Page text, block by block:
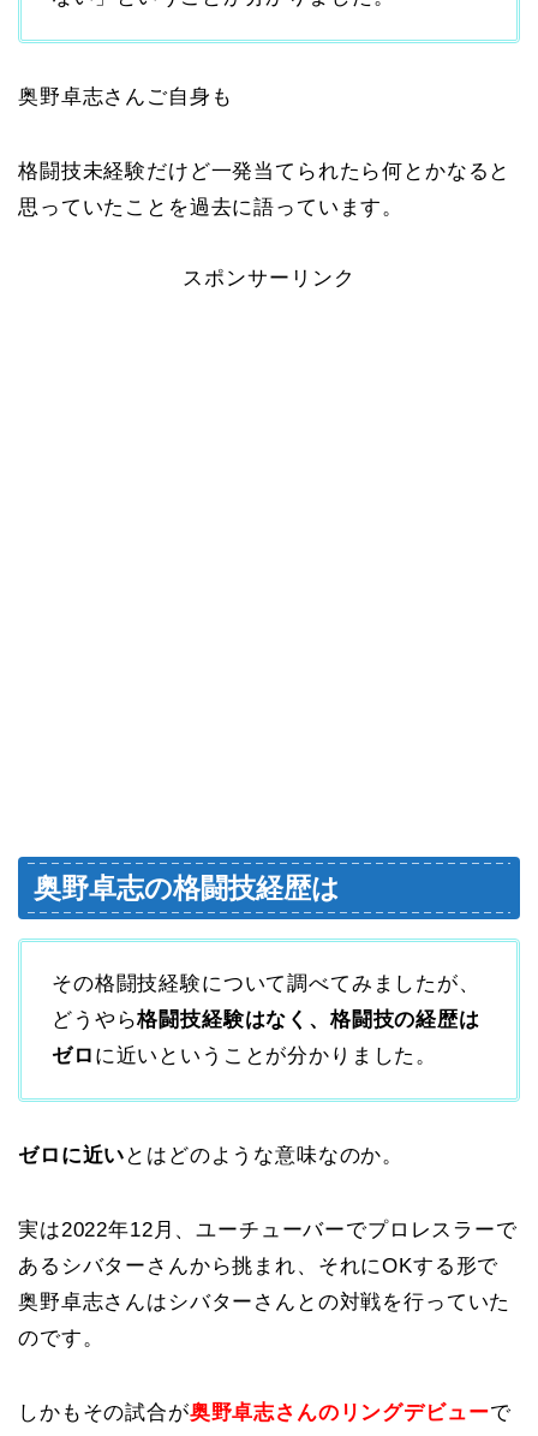
奥野卓志さんご自身も
格闘技未経験だけど一発当てられたら何とかなると
思っていたことを過去に語っています。
スポンサーリンク
奥野卓志の格闘技経歴は
その格闘技経験について調べてみましたが、
どうやら格闘技経験はなく、格闘技の経歴は
ゼロ に近いということが分かりました。
ゼロに近い とはどのような意味なのか。
実は2022年12月、ユーチューバーでプロレスラーで
あるシバターさんから挑まれ、それにOKする形で
奥野卓志さんはシバターさんとの対戦を行っていた
のです。
しかもその試合が奥野卓志さんのリングデビューで